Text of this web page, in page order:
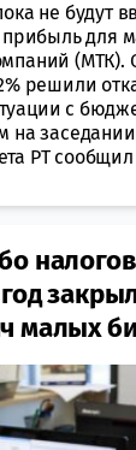
не будут
прибыль для
(МТК).
решили
с
на заседании
РТ сообщил
малых